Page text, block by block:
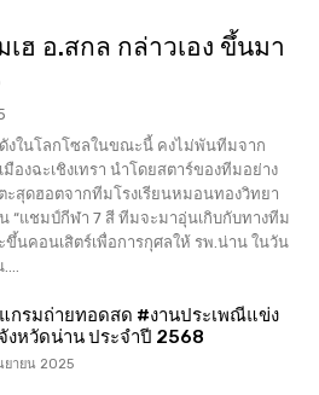
เฮ อ.สกล กล่าวเอง ขึ้นมา
งในโลกโซลในขณะนี้ คงไม่พันทีมจาก
องฉะเชิงเทรา นำโดยสตาร์ของทีมอย่าง
ตะสุดฮอตจากทีมโรงเรียนหมอนทองวิทยา
“แชมป์กีฬา 7 สี ทีมจะมาอุ่นเกิบกับทางทีม
นคอนเสิตร์เพื่อการกุศลให้ รพ.น่าน ในวัน
กรมถ่ายทอดสด #งานประเพณีแข่ง
จังหวัดน่าน ประจำปี 2568
ยายน 2025